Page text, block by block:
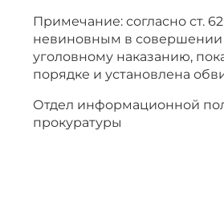
Примечание: согласно ст.
невиновным в совершении
уголовному наказанию,
порядке и установлена
Отдел информационной
прокуратуры